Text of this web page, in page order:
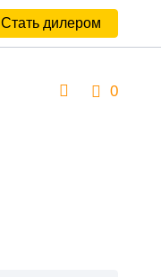
Стать дилером
0